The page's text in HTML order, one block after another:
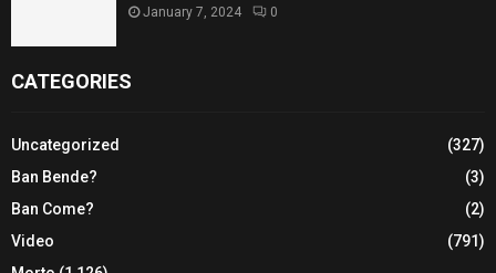
January 7, 2024 0
CATEGORIES
Uncategorized
(327)
Ban Bende?
(3)
Ban Come?
(2)
Video
(791)